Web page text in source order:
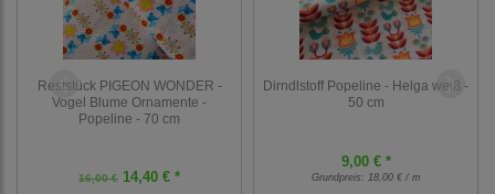
Reststück PIGEON WONDER -
Vogel Blume Ornamente -
Popeline - 70 cm
16,00 € 14,40 € *
Dirndlstoff Popeline - Helga weiß -
50 cm
9,00 € *
Grundpreis: 18,00 € / m